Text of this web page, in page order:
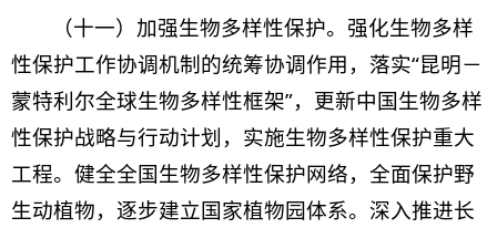
（十一）加强生物多样性保护。强化生物多样
性保护工作协调机制的统筹协调作用，落实“昆明－
蒙特利尔全球生物多样性框架”，更新中国生物多样
性保护战略与行动计划，实施生物多样性保护重大
工程。健全全国生物多样性保护网络，全面保护野
生动植物，逐步建立国家植物园体系。深入推进长